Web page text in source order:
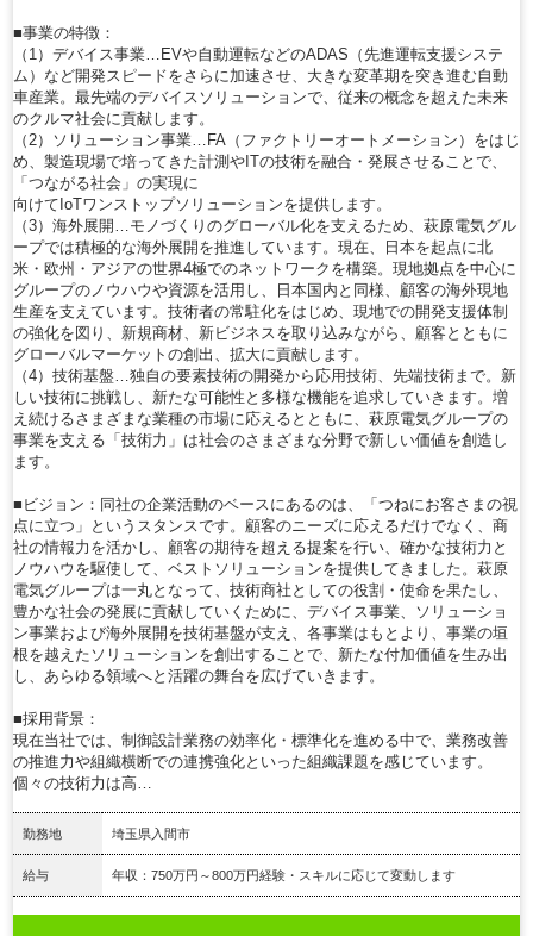
■事業の特徴：
（1）デバイス事業…EVや自動運転などのADAS（先進運転支援システ
ム）など開発スピードをさらに加速させ、大きな変革期を突き進む自動
車産業。最先端のデバイスソリューションで、従来の概念を超えた未来
のクルマ社会に貢献します。
（2）ソリューション事業…FA（ファクトリーオートメーション）をはじ
め、製造現場で培ってきた計測やITの技術を融合・発展させることで、
「つながる社会」の実現に
向けてIoTワンストップソリューションを提供します。
（3）海外展開…モノづくりのグローバル化を支えるため、萩原電気グル
ープでは積極的な海外展開を推進しています。現在、日本を起点に北
米・欧州・アジアの世界4極でのネットワークを構築。現地拠点を中心に
グループのノウハウや資源を活用し、日本国内と同様、顧客の海外現地
生産を支えています。技術者の常駐化をはじめ、現地での開発支援体制
の強化を図り、新規商材、新ビジネスを取り込みながら、顧客とともに
グローバルマーケットの創出、拡大に貢献します。
（4）技術基盤…独自の要素技術の開発から応用技術、先端技術まで。新
しい技術に挑戦し、新たな可能性と多様な機能を追求していきます。増
え続けるさまざまな業種の市場に応えるとともに、萩原電気グループの
事業を支える「技術力」は社会のさまざまな分野で新しい価値を創造し
ます。
■ビジョン：同社の企業活動のベースにあるのは、「つねにお客さまの視
点に立つ」というスタンスです。顧客のニーズに応えるだけでなく、商
社の情報力を活かし、顧客の期待を超える提案を行い、確かな技術力と
ノウハウを駆使して、ベストソリューションを提供してきました。萩原
電気グループは一丸となって、技術商社としての役割・使命を果たし、
豊かな社会の発展に貢献していくために、デバイス事業、ソリューショ
ン事業および海外展開を技術基盤が支え、各事業はもとより、事業の垣
根を越えたソリューションを創出することで、新たな付加価値を生み出
し、あらゆる領域へと活躍の舞台を広げていきます。
■採用背景：
現在当社では、制御設計業務の効率化・標準化を進める中で、業務改善
の推進力や組織横断での連携強化といった組織課題を感じています。
個々の技術力は高…
勤務地 埼玉県入間市
給与 年収：750万円～800万円経験・スキルに応じて変動します